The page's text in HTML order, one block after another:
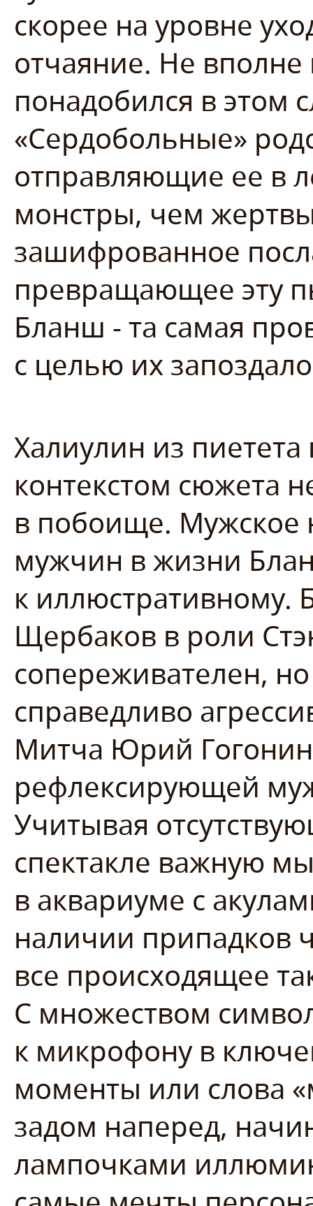
скорее на уровне
отчаяние. Не
понадобился в этом
«Сердобольные»
отправляющие ее в
монстры, чем
зашифрованное
превращающее эту
Бланш - та самая
с целью их
Халиулин из
контекстом сюжета
в побоище. Мужское
мужчин в жизни
к иллюстративному.
Щербаков в роли
сопереживателен,
справедливо
Митча Юрий Гогонин
рефлексирующей
Учитывая
спектакле важную
в аквариуме с
наличии припадков
все происходящее
С множеством
к микрофону в
моменты или слова
задом наперед,
лампочками